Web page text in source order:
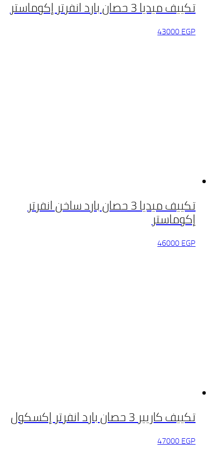
تكييف ميديا 3 حصان بارد انفرتر إكوماستر
43000EGP
تكييف ميديا 3 حصان بارد ساخن انفرتر
إكوماستر
46000EGP
تكييف كاريير 3 حصان بارد انفرتر إكسكول
47000EGP